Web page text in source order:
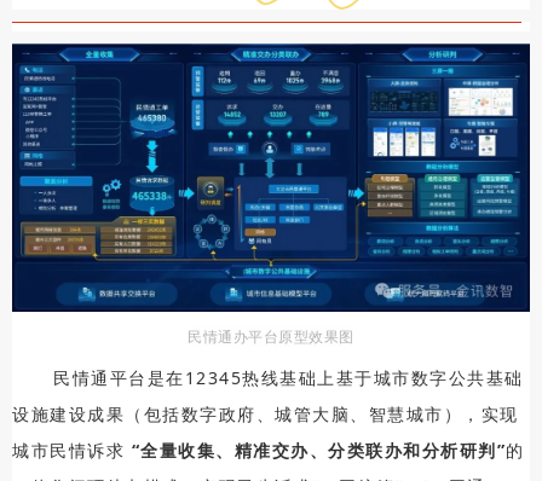
民情通办平台原型效果图
民情通平台是在12345热线基础上基于城市数字公共基础
设施建设成果（包括数字政府、城管大脑、智慧城市），实现
城市民情诉求 “全量收集、精准交办、分类联办和分析研判”的